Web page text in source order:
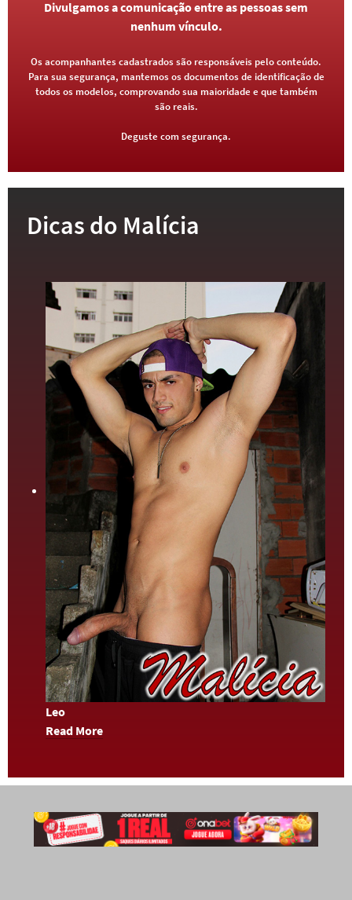
Divulgamos a comunicação entre as pessoas sem
nenhum vínculo.
Os acompanhantes cadastrados são responsáveis pelo conteúdo.
Para sua segurança, mantemos os documentos de identificação de
todos os modelos, comprovando sua maioridade e que também
são reais.
Deguste com segurança.
Dicas do Malícia
Leo
Read More